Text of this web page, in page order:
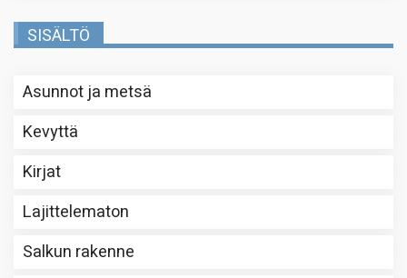
SISÄLTÖ
Asunnot ja metsä
Kevyttä
Kirjat
Lajittelematon
Salkun rakenne